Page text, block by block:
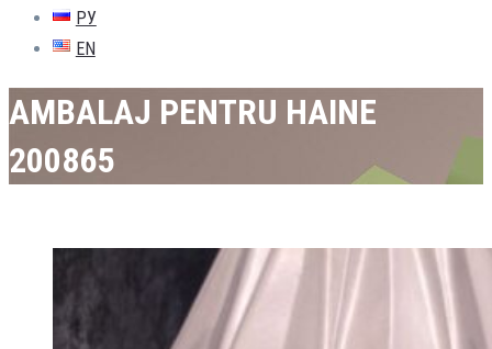
РУ
EN
AMBALAJ PENTRU HAINE
200865